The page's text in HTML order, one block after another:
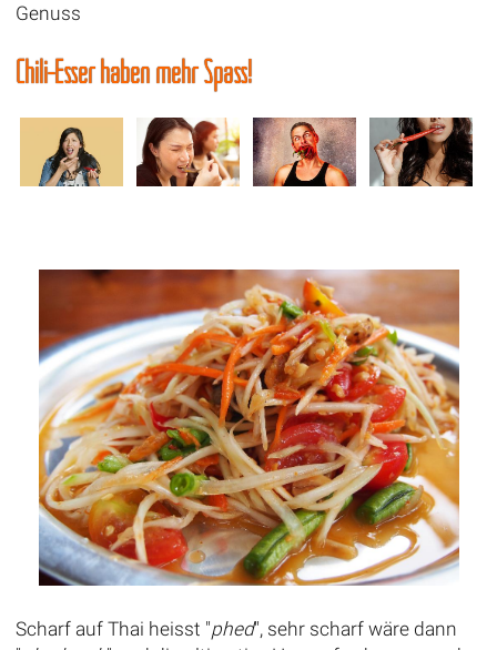
Genuss
Chili-Esser haben mehr Spass!
Scharf auf Thai heisst "phed", sehr scharf wäre dann